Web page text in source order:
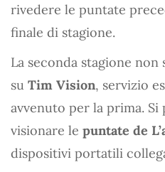
rivedere le puntate
finale di stagione.
La seconda stagione
su Tim Vision, servizio
avvenuto per la prima.
visionare le puntate de
dispositivi portatili